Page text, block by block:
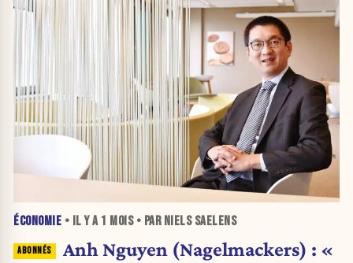
ÉCONOMIE • IL Y A 1 MOIS• PAR NIELS SAELENS
Anh Nguyen (Nagelmackers) : «